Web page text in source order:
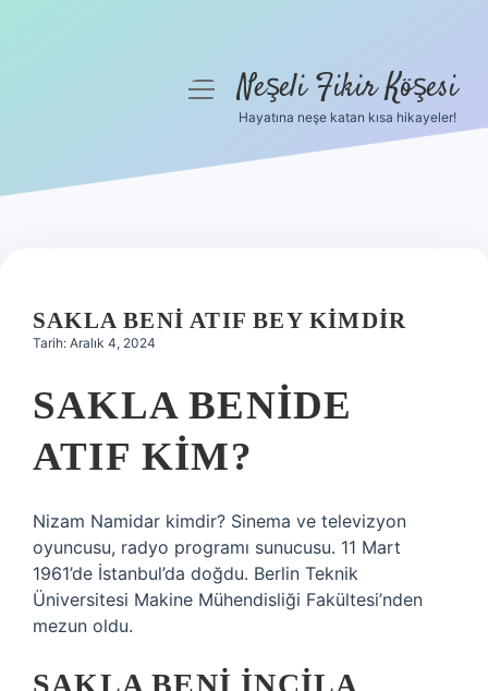
Hakkımızda
menüyüNeşeli Fikir Köşesi
Hayatına neşe katan kısa hikayeler!
SAKLA BENI ATIF BEY KIMDIR
Tarih: Aralık 4, 2024
SAKLA BENIDE
ATIF KIM?
Nizam Namidar kimdir? Sinema ve televizyon
oyuncusu, radyo programı sunucusu. 11 Mart
1961’de İstanbul’da doğdu. Berlin Teknik
Üniversitesi Makine Mühendisliği Fakültesi’nden
mezun oldu.
SAKLA BENI İNCILA